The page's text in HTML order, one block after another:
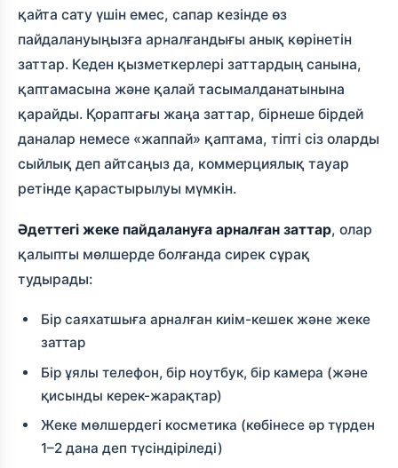
қайта сату үшін емес, сапар кезінде өз
пайдалануыңызға арналғандығы анық көрінетін
заттар. Кеден қызметкерлері заттардың санына,
қаптамасына және қалай тасымалданатынына
қарайды. Қораптағы жаңа заттар, бірнеше бірдей
даналар немесе «жаппай» қаптама, тіпті сіз оларды
сыйлық деп айтсаңыз да, коммерциялық тауар
ретінде қарастырылуы мүмкін.
Әдеттегі жеке пайдалануға арналған заттар, олар
қалыпты мөлшерде болғанда сирек сұрақ
тудырады:
Бір саяхатшыға арналған киім-кешек және жеке
заттар
Бір ұялы телефон, бір ноутбук, бір камера (және
қисынды керек-жарақтар)
Жеке мөлшердегі косметика (көбінесе әр түрден
1–2 дана деп түсіндіріледі)